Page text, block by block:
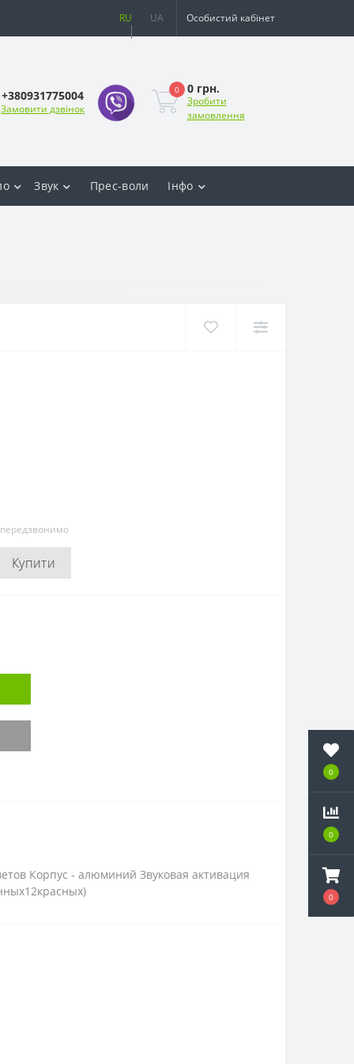
0
0
0
UA Особистий кабінет
+380931775004
Замовити дзвінок
0 0 грн.
Зробити
замовлення
Звук Прес-воли Інфо
Купити
Корпус - алюминий Звуковая активация